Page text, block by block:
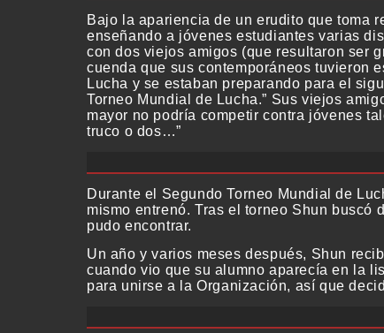
Bajo la apariencia de un erudito que toma
enseñando a jóvenes estudiantes varias
con dos viejos amigos (que resultaron ser
cuenda que sus contemporáneos tuvieron
Lucha y se estaban preparando para el
Torneo Mundial de Lucha.” Sus viejos
mayor no podría competir contra jóvenes
truco o dos…”
Durante el Segundo Torneo Mundial de
mismo entrenó. Tras el torneo Shun
pudo encontrar.
Un año y varios meses después, Shun
cuando vio que su alumno aparecía en la
para unirse a la Organización, así que